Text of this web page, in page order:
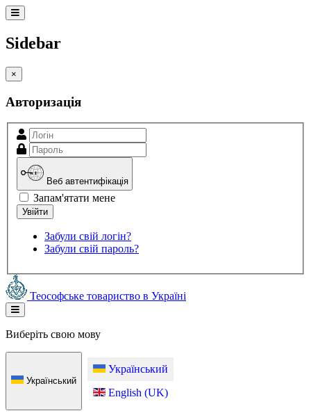
Sidebar
×
Авторизація
Веб автентифікація
Запам'ятати мене
Забули свій логін?
Забули свій пароль?
Теософське товариство в Україні
Виберіть свою мову
Український
Український
English (UK)